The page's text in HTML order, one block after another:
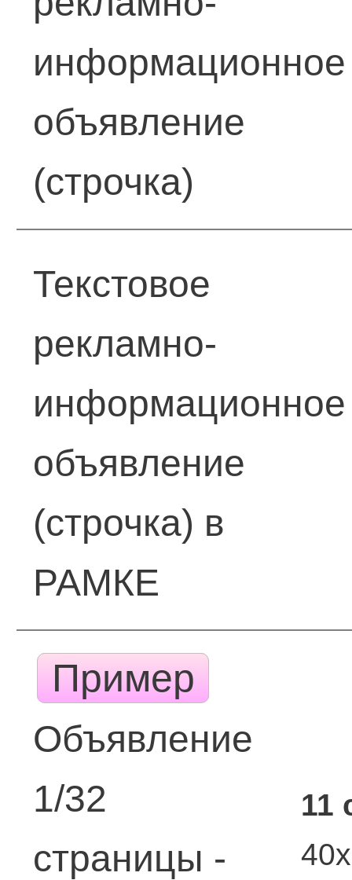
информационное
объявление
(строчка)
Текстовое
рекламно-
информационное
объявление
(строчка) в
РАМКЕ
Пример
Объявление
1/32
страницы -
11